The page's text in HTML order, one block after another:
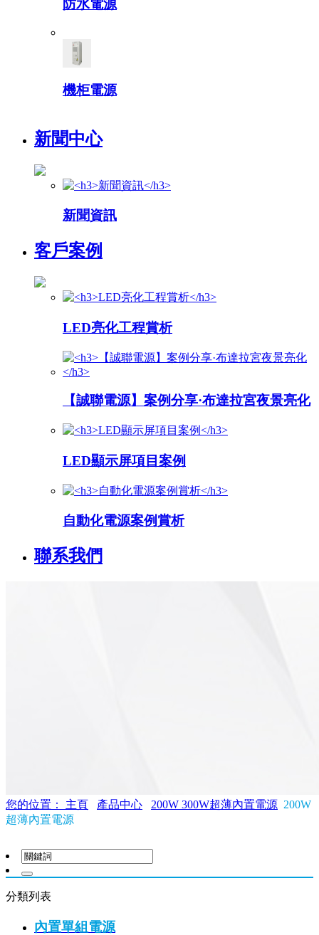
防水電源
機柜電源
新聞中心
新聞資訊
客戶案例
LED亮化工程賞析
【誠聯電源】案例分享·布達拉宮夜景亮化
LED顯示屏項目案例
自動化電源案例賞析
聯系我們
您的位置： 主頁 產品中心 200W 300W超薄內置電源 200W
超薄內置電源
分類列表
內置單組電源